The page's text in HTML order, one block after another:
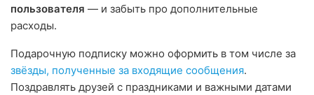
пользователя — и забыть про дополнительные
расходы.
Подарочную подписку можно оформить в том числе за
звёзды, полученные за входящие сообщения.
Поздравлять друзей с праздниками и важными датами